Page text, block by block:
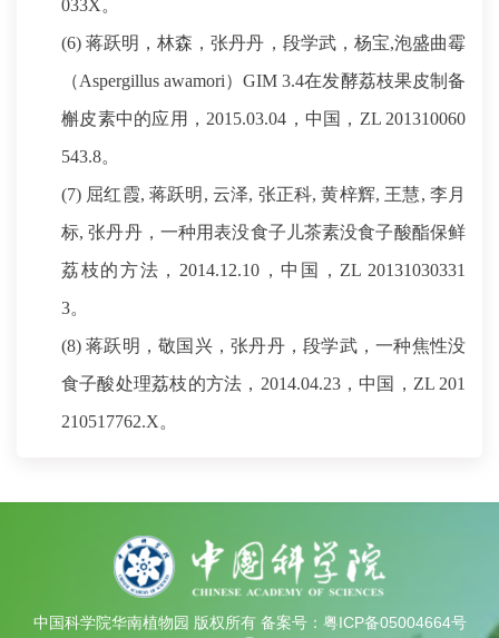
033X。
(6) 蒋跃明，林森，张丹丹，段学武，杨宝,泡盛曲霉
（Aspergillus awamori）GIM 3.4在发酵荔枝果皮制备
槲皮素中的应用，2015.03.04，中国，ZL 201310060
543.8。
(7) 屈红霞, 蒋跃明, 云泽, 张正科, 黄梓辉, 王慧, 李月
标, 张丹丹，一种用表没食子儿茶素没食子酸酯保鲜
荔枝的方法，2014.12.10，中国，ZL 20131030331
3。
(8) 蒋跃明，敬国兴，张丹丹，段学武，一种焦性没
食子酸处理荔枝的方法，2014.04.23，中国，ZL 201
210517762.X。
中国科学院华南植物园 版权所有 备案号：粤ICP备05004664号